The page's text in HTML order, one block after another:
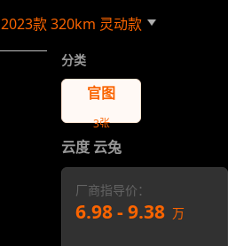
2023款 320km 灵动款
分类
官图
3张
云度 云兔
厂商指导价：
6.98 - 9.38 万